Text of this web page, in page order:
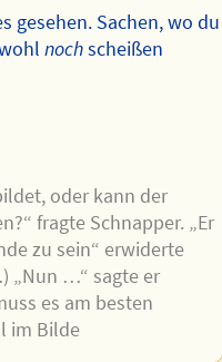
gesehen. Sachen, wo du
nochscheißen
oder kann der
fragte Schnapper. „Er
zu sein“ erwiderte
„Nun …“ sagte er
es am besten
im Bilde